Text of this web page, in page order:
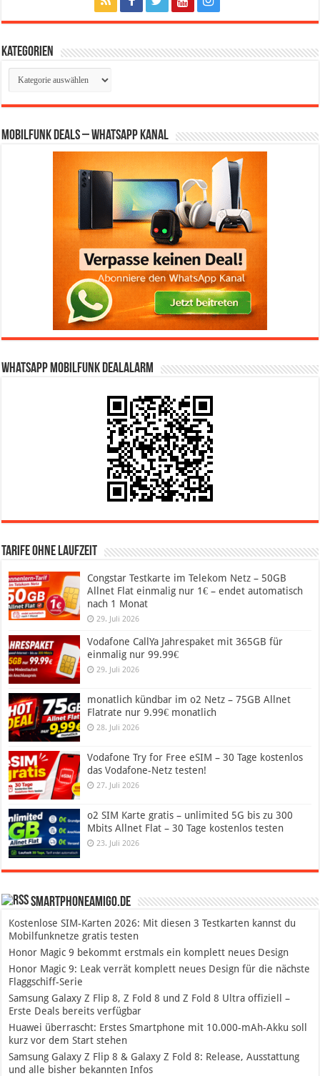
Kategorien
Kategorien
Mobilfunk Deals – WhatsApp Kanal
WhatsApp Mobilfunk DealAlarm
Tarife ohne Laufzeit
Congstar Testkarte im Telekom Netz – 50GB
Allnet Flat einmalig nur 1€ – endet automatisch
nach 1 Monat
29. Juli 2026
Vodafone CallYa Jahrespaket mit 365GB für
einmalig nur 99.99€
29. Juli 2026
monatlich kündbar im o2 Netz – 75GB Allnet
Flatrate nur 9.99€ monatlich
28. Juli 2026
Vodafone Try for Free eSIM – 30 Tage kostenlos
das Vodafone-Netz testen!
27. Juli 2026
o2 SIM Karte gratis – unlimited 5G bis zu 300
Mbits Allnet Flat – 30 Tage kostenlos testen
23. Juli 2026
SmartphoneAmigo.de
Kostenlose SIM-Karten 2026: Mit diesen 3 Testkarten kannst du
Mobilfunknetze gratis testen
Honor Magic 9 bekommt erstmals ein komplett neues Design
Honor Magic 9: Leak verrät komplett neues Design für die nächste
Flaggschiff-Serie
Samsung Galaxy Z Flip 8, Z Fold 8 und Z Fold 8 Ultra offiziell –
Erste Deals bereits verfügbar
Huawei überrascht: Erstes Smartphone mit 10.000-mAh-Akku soll
kurz vor dem Start stehen
Samsung Galaxy Z Flip 8 & Galaxy Z Fold 8: Release, Ausstattung
und alle bisher bekannten Infos